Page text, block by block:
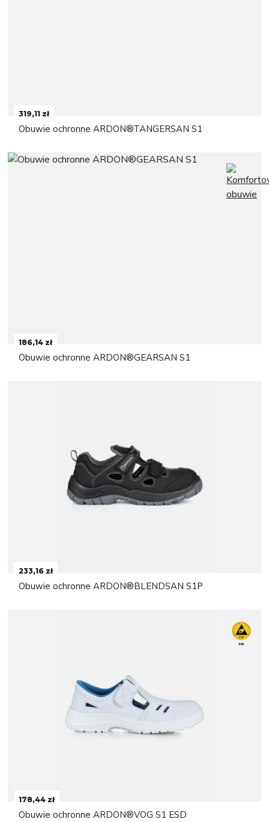
319,11 zł
Obuwie ochronne ARDON®TANGERSAN S1
186,14 zł
Obuwie ochronne ARDON®GEARSAN S1
233,16 zł
Obuwie ochronne ARDON®BLENDSAN S1P
178,44 zł
Obuwie ochronne ARDON®VOG S1 ESD